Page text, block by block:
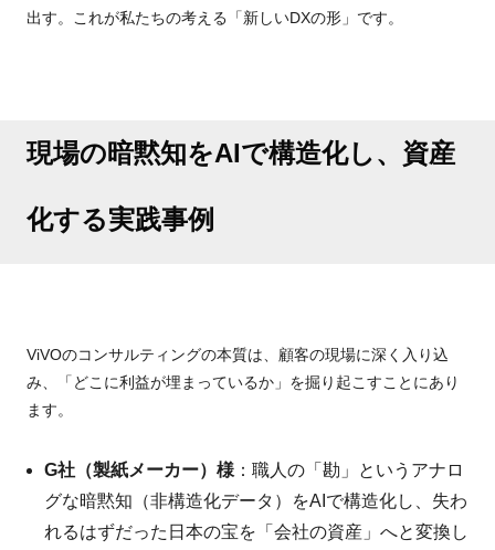
出す。これが私たちの考える「新しいDXの形」です。
現場の暗黙知をAIで構造化し、資産
化する実践事例
ViVOのコンサルティングの本質は、顧客の現場に深く入り込
み、「どこに利益が埋まっているか」を掘り起こすことにあり
ます。
G社（製紙メーカー）様 ：職人の「勘」というアナロ
グな暗黙知（非構造化データ）をAIで構造化し、失わ
れるはずだった日本の宝を「会社の資産」へと変換し